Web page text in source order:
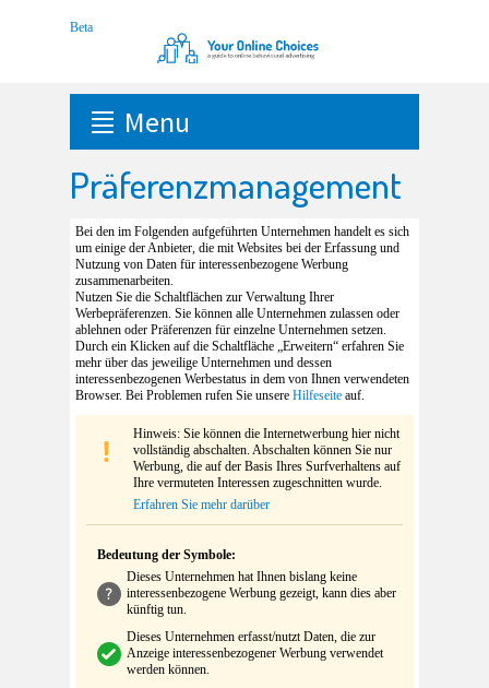
Menu
Präferenzmanagement
Bei den im Folgenden aufgeführten Unternehmen handelt es sich
um einige der Anbieter, die mit Websites bei der Erfassung und
Nutzung von Daten für interessenbezogene Werbung
zusammenarbeiten.
Nutzen Sie die Schaltflächen zur Verwaltung Ihrer
Werbepräferenzen. Sie können alle Unternehmen zulassen oder
ablehnen oder Präferenzen für einzelne Unternehmen setzen.
Durch ein Klicken auf die Schaltfläche „Erweitern“ erfahren Sie
mehr über das jeweilige Unternehmen und dessen
interessenbezogenen Werbestatus in dem von Ihnen verwendeten
Browser. Bei Problemen rufen Sie unsere Hilfeseite auf.
Hinweis: Sie können die Internetwerbung hier nicht
vollständig abschalten. Abschalten können Sie nur
Werbung, die auf der Basis Ihres Surfverhaltens auf
Ihre vermuteten Interessen zugeschnitten wurde.
Erfahren Sie mehr darüber
Bedeutung der Symbole:
Dieses Unternehmen hat Ihnen bislang keine
interessenbezogene Werbung gezeigt, kann dies aber
künftig tun.
Dieses Unternehmen erfasst/nutzt Daten, die zur
Anzeige interessenbezogener Werbung verwendet
werden können.